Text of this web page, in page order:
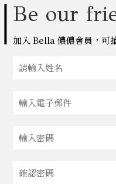
Be our
加入 Bella 儂儂會員，可